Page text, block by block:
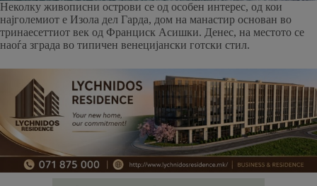
Неколку живописни острови се од особен интерес, од кои
најголемиот е Изола дел Гарда, дом на манастир основан во
тринаесеттиот век од Франциск Асишки. Денес, на местото се
наоѓа зграда во типичен венецијански готски стил.